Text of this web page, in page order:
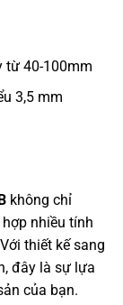
từ 40-100mm
3,5 mm
không chỉ
nhiều tính
thiết kế sang
đây là sự lựa
của bạn.